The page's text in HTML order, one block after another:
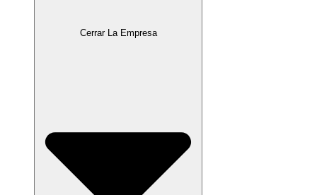
Cerrar La Empresa